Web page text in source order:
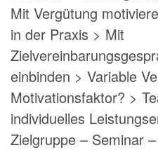
Mit Vergütung
in der Praxis > Mit
einbinden > Variable
Motivationsfaktor? >
individuelles
Zielgruppe – Seminar